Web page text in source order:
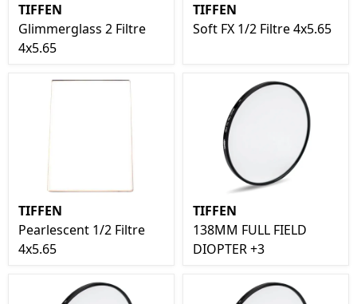
TIFFEN
Glimmerglass 2 Filtre
4x5.65
TIFFEN
Soft FX 1/2 Filtre 4x5.65
TIFFEN
Pearlescent 1/2 Filtre
4x5.65
TIFFEN
138MM FULL FIELD
DIOPTER +3